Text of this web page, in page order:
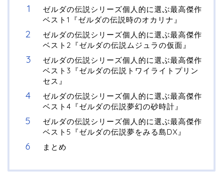
ゼルダの伝説シリーズ個人的に選ぶ最高傑作
ベスト1『ゼルダの伝説時のオカリナ』
ゼルダの伝説シリーズ個人的に選ぶ最高傑作
ベスト2『ゼルダの伝説ムジュラの仮面』
ゼルダの伝説シリーズ個人的に選ぶ最高傑作
ベスト3『ゼルダの伝説トワイライトプリン
セス』
ゼルダの伝説シリーズ個人的に選ぶ最高傑作
ベスト4『ゼルダの伝説夢幻の砂時計』
ゼルダの伝説シリーズ個人的に選ぶ最高傑作
ベスト5『ゼルダの伝説夢をみる島DX』
まとめ